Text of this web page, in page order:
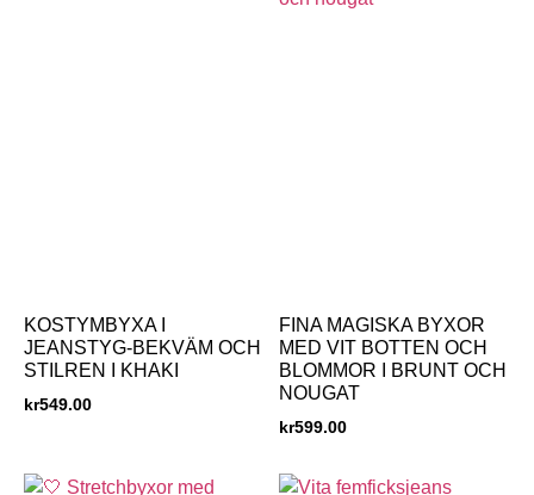
KOSTYMBYXA I
JEANSTYG-BEKVÄM OCH
STILREN I KHAKI
kr549.00
FINA MAGISKA BYXOR
MED VIT BOTTEN OCH
BLOMMOR I BRUNT OCH
NOUGAT
kr599.00